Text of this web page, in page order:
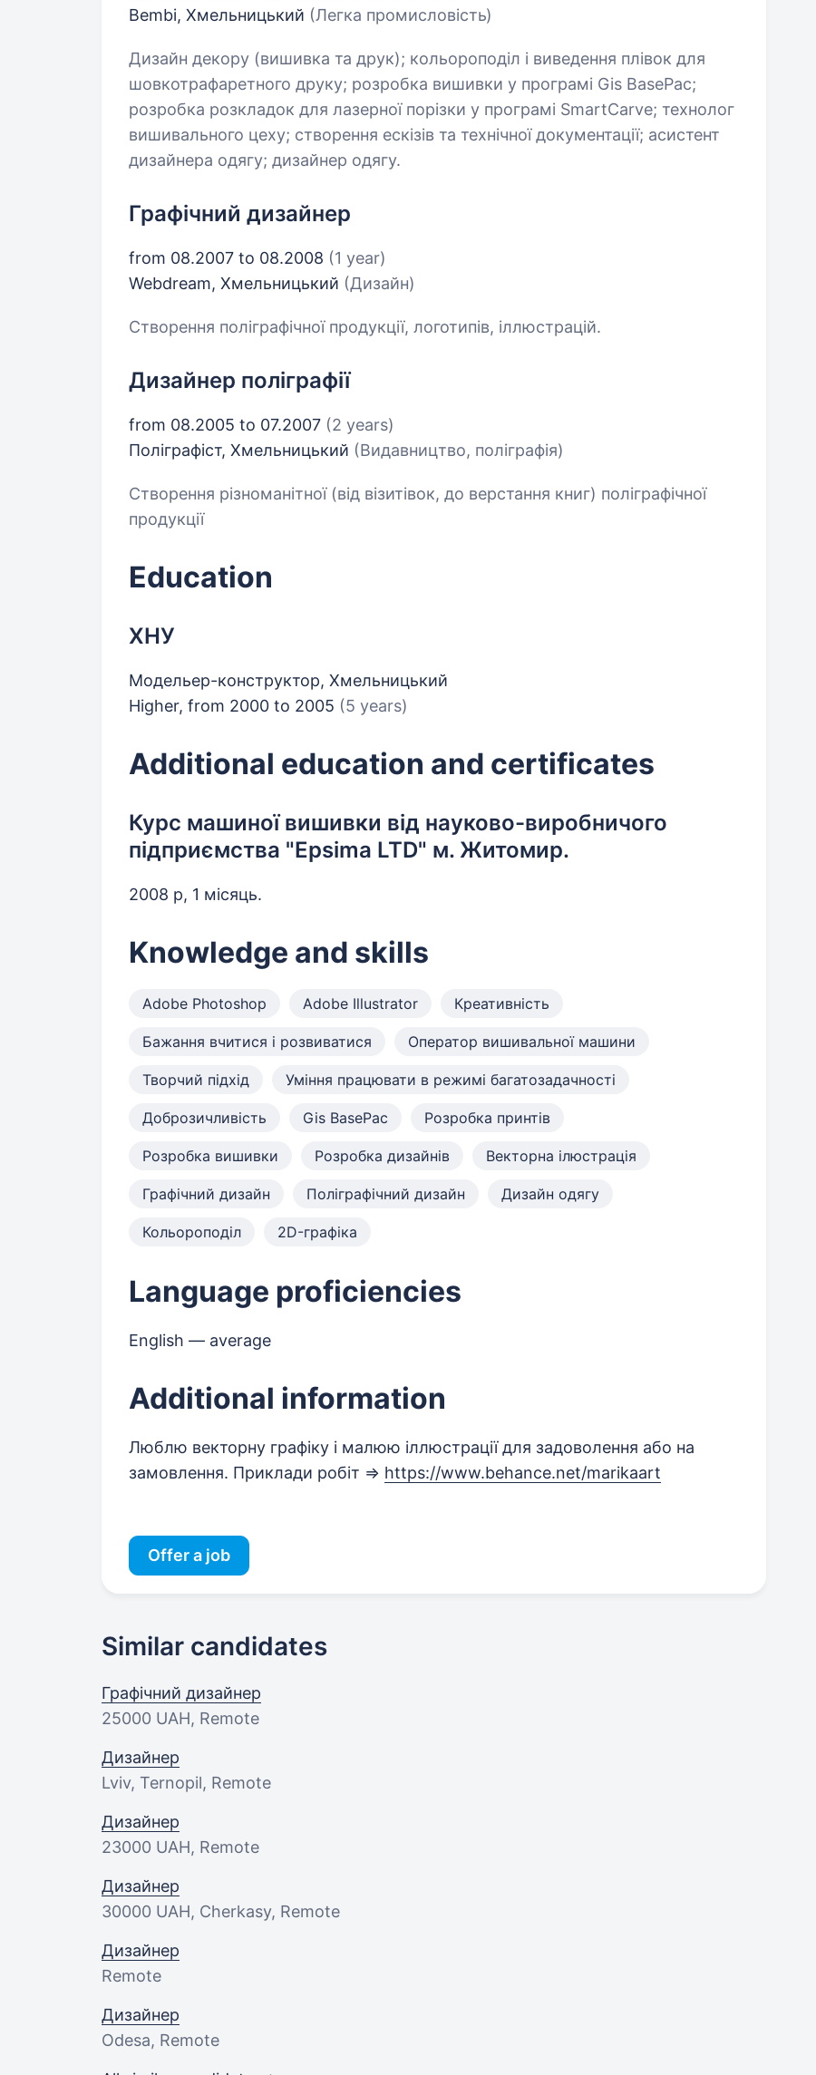
Bembi, Хмельницький (Легка промисловість)
Дизайн декору (вишивка та друк); кольороподіл і виведення плівок для
шовкотрафаретного друку; розробка вишивки у програмі Gis BasePac;
розробка розкладок для лазерної порізки у програмі SmartCarve; технолог
вишивального цеху; створення ескізів та технічної документації; асистент
дизайнера одягу; дизайнер одягу.
Графічний дизайнер
from 08.2007 to 08.2008 (1 year)
Webdream, Хмельницький (Дизайн)
Створення поліграфічної продукції, логотипів, іллюстрацій.
Дизайнер поліграфії
from 08.2005 to 07.2007 (2 years)
Поліграфіст, Хмельницький (Видавництво, поліграфія)
Створення різноманітної (від візитівок, до верстання книг) поліграфічної
продукції
Education
ХНУ
Модельер-конструктор, Хмельницький
Higher, from 2000 to 2005 (5 years)
Additional education and certificates
Курс машиної вишивки від науково-виробничого
підприємства "Epsima LTD" м. Житомир.
2008 р, 1 місяць.
Knowledge and skills
Adobe Photoshop Adobe Illustrator Креативність
Бажання вчитися і розвиватися Оператор вишивальної машини
Творчий підхід Уміння працювати в режимі багатозадачності
Доброзичливість Gis BasePac Розробка принтів
Розробка вишивки Розробка дизайнів Векторна ілюстрація
Графічний дизайн Поліграфічний дизайн Дизайн одягу
Кольороподіл 2D-графіка
Language proficiencies
English — average
Additional information
Люблю векторну графіку і малюю іллюстрації для задоволення або на
замовлення. Приклади робіт => https://www.behance.net/marikaart
Offer a job
Similar candidates
Графічний дизайнер
25000 UAH, Remote
Дизайнер
Lviv, Ternopil, Remote
Дизайнер
23000 UAH, Remote
Дизайнер
30000 UAH, Cherkasy, Remote
Дизайнер
Remote
Дизайнер
Odesa, Remote